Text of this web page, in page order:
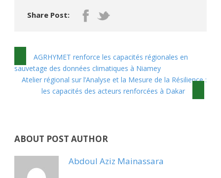
Share Post:
AGRHYMET renforce les capacités régionales en
sauvetage des données climatiques à Niamey
Atelier régional sur l’Analyse et la Mesure de la Résilience :
les capacités des acteurs renforcées à Dakar
ABOUT POST AUTHOR
Abdoul Aziz Mainassara